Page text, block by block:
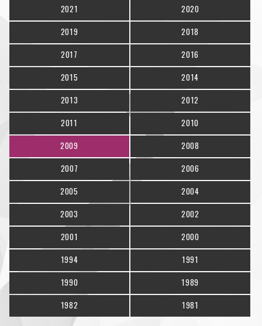
2021
2020
2019
2018
2017
2016
2015
2014
2013
2012
2011
2010
2009
2008
2007
2006
2005
2004
2003
2002
2001
2000
1994
1991
1990
1989
1982
1981